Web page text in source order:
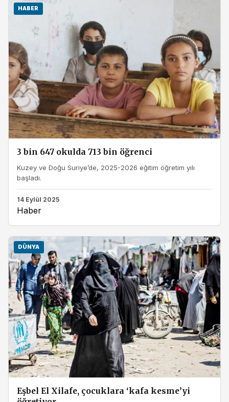
HABER
3 bin 647 okulda 713 bin öğrenci
Kuzey ve Doğu Suriye’de, 2025-2026 eğitim öğretim yılı
başladı.
14 Eylül 2025
Haber
DÜNYA
Eşbel El Xilafe, çocuklara ‘kafa kesme’yi